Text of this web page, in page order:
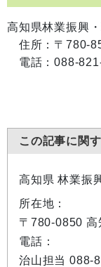
高知県林業振興
住所：〒780-
電話：088-821-
この記事に関
高知県 林業振
所在地：
〒780-0850 高
電話：
治山担当 088-